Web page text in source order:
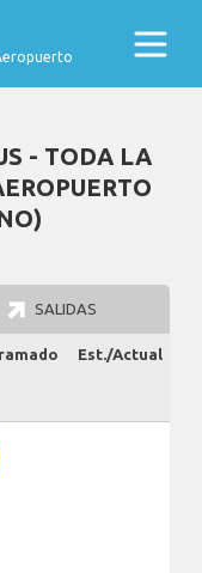
- TODA LA
SALIDAS
Est./Actual